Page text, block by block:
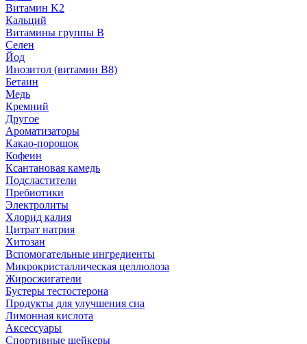
Витамин K2
Кальций
Витамины группы B
Селен
Йод
Инозитол (витамин B8)
Бетаин
Медь
Кремний
Другое
Ароматизаторы
Какао-порошок
Кофеин
Ксантановая камедь
Подсластители
Пребиотики
Электролиты
Хлорид калия
Цитрат натрия
Хитозан
Вспомогательные ингредиенты
Микрокристаллическая целлюлоза
Жиросжигатели
Бустеры тестостерона
Продукты для улучшения сна
Лимонная кислота
Аксессуары
Спортивные шейкеры